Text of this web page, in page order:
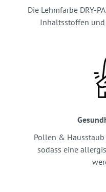
Die Lehmfarbe DRY-
Inhaltsstoffen
Pollen &
sodass eine